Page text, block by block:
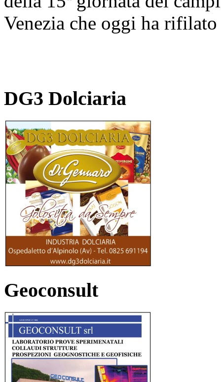
Venezia che oggi ha
DG3 Dolciaria
Geoconsult